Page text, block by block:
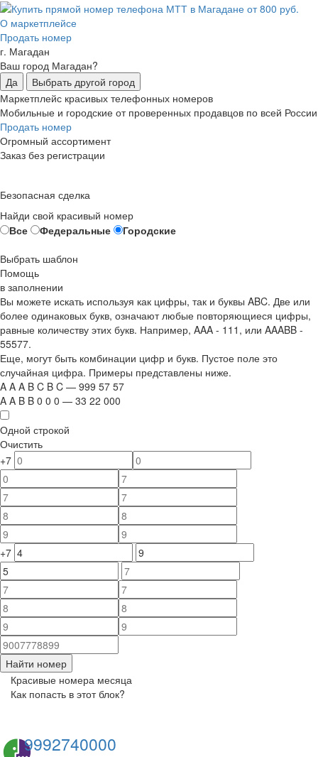
О маркетплейсе
Продать номер
г. Магадан
Ваш город Магадан?
Да
Выбрать другой город
Маркетплейс красивых телефонных номеров
Мобильные и городские от проверенных продавцов по всей России
Продать номер
Огромный ассортимент
Заказ без регистрации
Безопасная сделка
Найди свой красивый номер
Все
Федеральные
Городские
Выбрать шаблон
Помощь
в заполнении
Вы можете искать используя как цифры, так и буквы ABC. Две или
более одинаковых букв, означают любые повторяющиеся цифры,
равные количеству этих букв. Например, AAA - 111 , или AAABB -
55577.
Еще, могут быть комбинации цифр и букв. Пустое поле это
случайная цифра. Примеры представлены ниже.
A A A B C B C — 999 57 57
A A B B 0 0 0 — 33 22 000
Одной строкой
Очистить
+7
+7
Найти номер
Красивые номера месяца
Как попасть в этот блок?
9992740000